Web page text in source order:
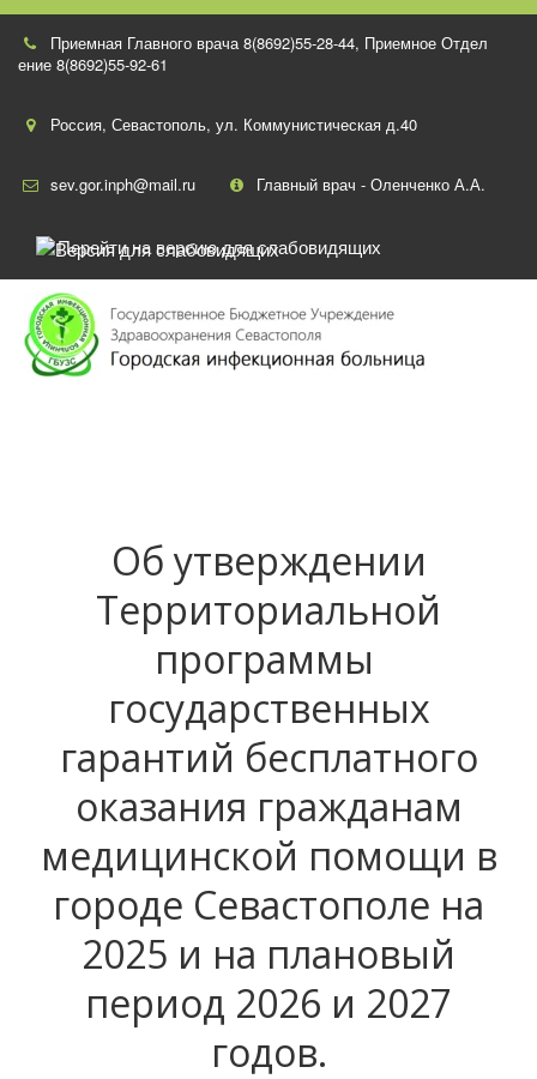
Приемная Главного врача 8(8692)55-28-44, Приемное Отдел
ение 8(8692)55-92-61
Россия, Севастополь, ул. Коммунистическая д.40
sev.gor.inph@mail.ru Главный врач - Оленченко А.А.
Перейти на версию для слабовидящих
Об утверждении
Территориальной
программы
государственных
гарантий бесплатного
оказания гражданам
медицинской помощи в
городе Севастополе на
2025 и на плановый
период 2026 и 2027
годов.